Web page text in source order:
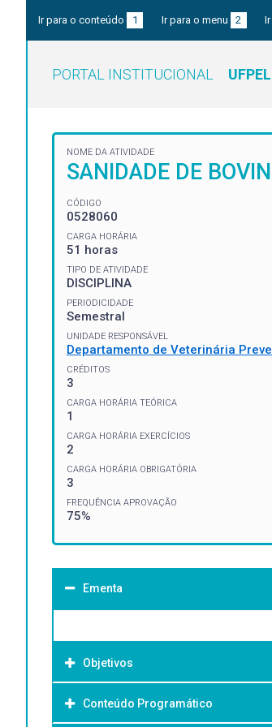
Ir para o conteúdo 1 Ir para o menu 2
PORTAL INSTITUCIONAL UFPEL
NOME DA ATIVIDADE
SANIDADE DE
CÓDIGO
0528060
CARGA HORÁRIA
51 horas
TIPO DE ATIVIDADE
DISCIPLINA
PERIODICIDADE
Semestral
UNIDADE RESPONSÁVEL
Departamento de Veterinária
CRÉDITOS
3
CARGA HORÁRIA TEÓRICA
1
CARGA HORÁRIA EXERCÍCIOS
2
CARGA HORÁRIA OBRIGATÓRIA
3
FREQUÊNCIA APROVAÇÃO
75%
Ementa
Objetivos
Objetivo Geral:
Conteúdo Programático